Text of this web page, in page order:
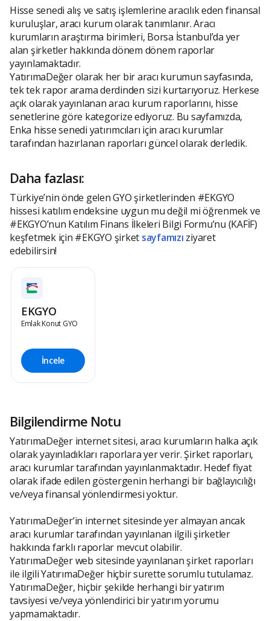
Hisse senedi alış ve satış işlemlerine aracılık eden finansal
kuruluşlar, aracı kurum olarak tanımlanır. Aracı
kurumların araştırma birimleri, Borsa İstanbul’da yer
alan şirketler hakkında dönem dönem raporlar
yayınlamaktadır.
YatırımaDeğer olarak her bir aracı kurumun sayfasında,
tek tek rapor arama derdinden sizi kurtarıyoruz. Herkese
açık olarak yayınlanan aracı kurum raporlarını, hisse
senetlerine göre kategorize ediyoruz. Bu sayfamızda,
Enka hisse senedi yatırımcıları için aracı kurumlar
tarafından hazırlanan raporları güncel olarak derledik.
Daha fazlası:
Türkiye’nin önde gelen GYO şirketlerinden #EKGYO
hissesi katılım endeksine uygun mu değil mi öğrenmek ve
#EKGYO’nun Katılım Finans İlkeleri Bilgi Formu’nu (KAFİF)
keşfetmek için #EKGYO şirket sayfamızı ziyaret
edebilirsin!
EKGYO
Emlak Konut GYO
İncele
Bilgilendirme Notu
YatırımaDeğer internet sitesi, aracı kurumların halka açık
olarak yayınladıkları raporlara yer verir. Şirket raporları,
aracı kurumlar tarafından yayınlanmaktadır. Hedef fiyat
olarak ifade edilen göstergenin herhangi bir bağlayıcılığı
ve/veya finansal yönlendirmesi yoktur.
YatırımaDeğer’in internet sitesinde yer almayan ancak
aracı kurumlar tarafından yayınlanan ilgili şirketler
hakkında farklı raporlar mevcut olabilir.
YatırımaDeğer web sitesinde yayınlanan şirket raporları
ile ilgili YatırımaDeğer hiçbir surette sorumlu tutulamaz.
YatırımaDeğer, hiçbir şekilde herhangi bir yatırım
tavsiyesi ve/veya yönlendirici bir yatırım yorumu
yapmamaktadır.